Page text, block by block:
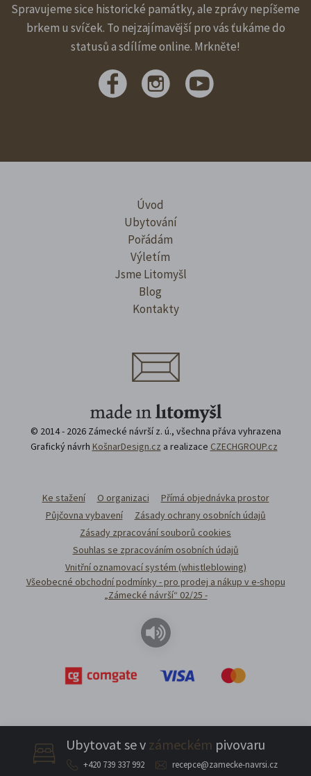
Ubytovat se v zámeckém pivovaru
+420 739 337 992 recepce@zamecke-navrsi.cz
Spravujeme sice historické památky, ale zprávy nepíšeme
brkem u svíček. To nejzajímavější pro vás ťukáme do
statusů a sdílíme online. Mrkněte!
Úvod
Ubytování
Pořádám
Výletím
Jsme Litomyšl
Blog
Kontakty
© 2014 - 2026 Zámecké návrší z. ú., všechna přáva vyhrazena
Grafický návrh KošnarDesign.cz a realizace CZECHGROUP.cz
Ke stažení O organizaci
Přímá objednávka prostor
Půjčovna vybavení
Zásady ochrany osobních údajů
Zásady zpracování souborů cookies
Souhlas se zpracováním osobních údajů
Vnitřní oznamovací systém (whistleblowing)
Všeobecné obchodní podmínky - pro prodej a nákup v e-shopu
„Zámecké návrší“ 02/25 -